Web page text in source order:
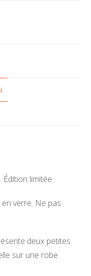
limitée.
verre. Ne pas
deux petites
sur une robe